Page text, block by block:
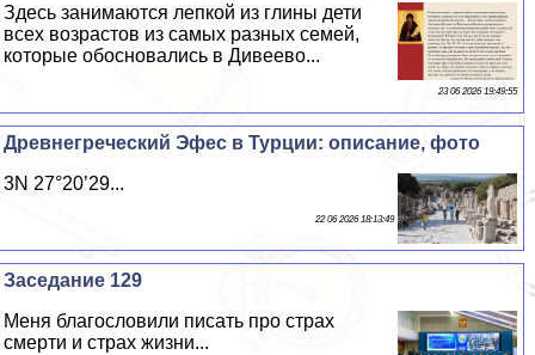
Здесь занимаются лепкой из глины дети
всех возрастов из самых разных семей,
которые обосновались в Дивеево...
23 06 2026 19:49:55
Древнегреческий Эфес в Турции: описание, фото
3N 27°20’29...
22 06 2026 18:13:49
Заседание 129
Меня благословили писать про страх
cмepти и страх жизни...